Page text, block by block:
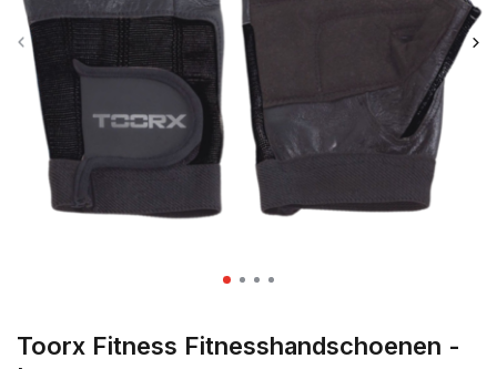
Toorx Fitness Fitnesshandschoenen -